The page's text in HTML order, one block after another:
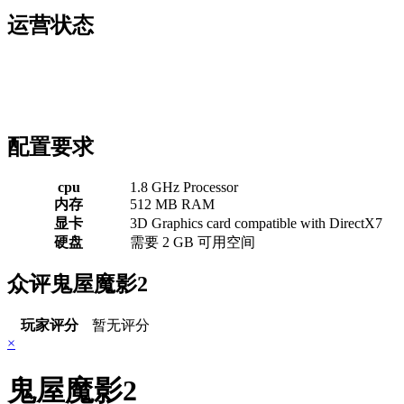
运营状态
配置要求
cpu
1.8 GHz Processor
内存
512 MB RAM
显卡
3D Graphics card compatible with DirectX7
硬盘
需要 2 GB 可用空间
众评鬼屋魔影2
玩家评分
暂无评分
×
鬼屋魔影2